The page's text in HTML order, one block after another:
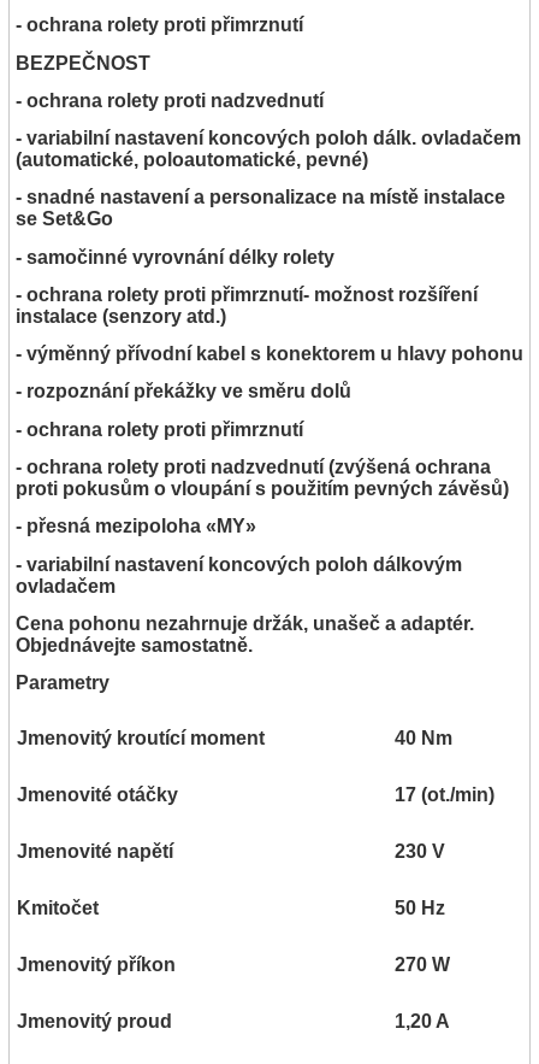
- ochrana rolety proti přimrznutí
BEZPEČNOST
- ochrana rolety proti nadzvednutí
- variabilní nastavení koncových poloh dálk. ovladačem
(automatické, poloautomatické, pevné)
- snadné nastavení a personalizace na místě instalace
se Set&Go
- samočinné vyrovnání délky rolety
- ochrana rolety proti přimrznutí- možnost rozšíření
instalace (senzory atd.)
- výměnný přívodní kabel s konektorem u hlavy pohonu
- rozpoznání překážky ve směru dolů
- ochrana rolety proti přimrznutí
- ochrana rolety proti nadzvednutí (zvýšená ochrana
proti pokusům o vloupání s použitím pevných závěsů)
- přesná mezipoloha «MY»
- variabilní nastavení koncových poloh dálkovým
ovladačem
Cena pohonu nezahrnuje držák, unašeč a adaptér.
Objednávejte samostatně.
Parametry
Jmenovitý kroutící moment 40 Nm
Jmenovité otáčky 17 (ot./min)
Jmenovité napětí 230 V
Kmitočet 50 Hz
Jmenovitý příkon 270 W
Jmenovitý proud 1,20 A